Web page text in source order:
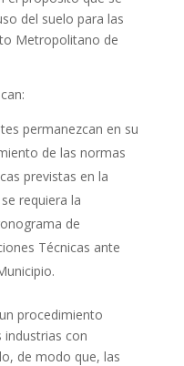
del suelo para las
Metropolitano de
permanezcan en su
de las normas
previstas en la
requiera la
de
Técnicas ante
procedimiento
industrias con
de modo que, las